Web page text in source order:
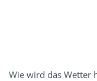
Wie wird das Wetter